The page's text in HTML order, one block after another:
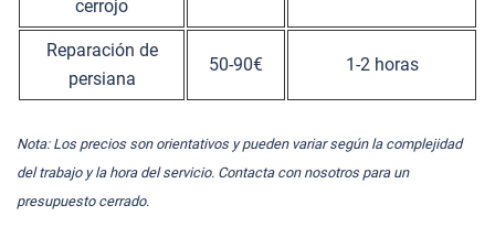
cerrojo
Reparación de
persiana
50-90€ 1-2 horas
Nota: Los precios son orientativos y pueden variar según la complejidad
del trabajo y la hora del servicio. Contacta con nosotros para un
presupuesto cerrado.